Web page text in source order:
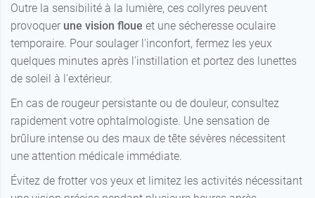
Outre la sensibilité à la lumière, ces collyres peuvent
provoquer une vision floue et une sécheresse oculaire
temporaire. Pour soulager l'inconfort, fermez les yeux
quelques minutes après l'instillation et portez des lunettes
de soleil à l'extérieur.
En cas de rougeur persistante ou de douleur, consultez
rapidement votre ophtalmologiste. Une sensation de
brûlure intense ou des maux de tête sévères nécessitent
une attention médicale immédiate.
Évitez de frotter vos yeux et limitez les activités nécessitant